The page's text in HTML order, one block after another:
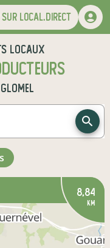
sur local.direct
locaux
Glomel
8,84
km